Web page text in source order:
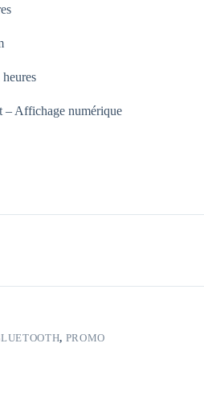
– Affichage numérique
, PROMO